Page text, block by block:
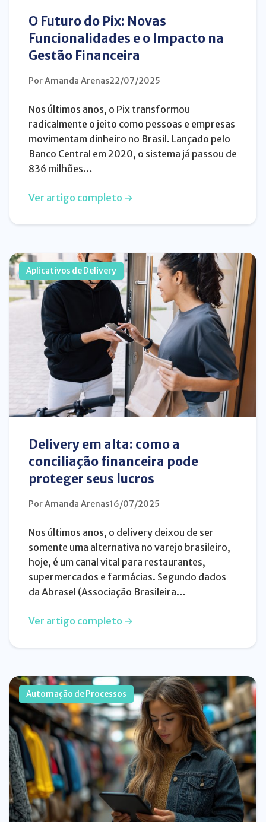
O Futuro do Pix: Novas
Funcionalidades e o Impacto na
Gestão Financeira
Por Amanda Arenas22/07/2025
Nos últimos anos, o Pix transformou
radicalmente o jeito como pessoas e empresas
movimentam dinheiro no Brasil. Lançado pelo
Banco Central em 2020, o sistema já passou de
836 milhões…
Ver artigo completo →
Aplicativos de Delivery
Delivery em alta: como a
conciliação financeira pode
proteger seus lucros
Por Amanda Arenas16/07/2025
Nos últimos anos, o delivery deixou de ser
somente uma alternativa no varejo brasileiro,
hoje, é um canal vital para restaurantes,
supermercados e farmácias. Segundo dados
da Abrasel (Associação Brasileira…
Ver artigo completo →
Automação de Processos